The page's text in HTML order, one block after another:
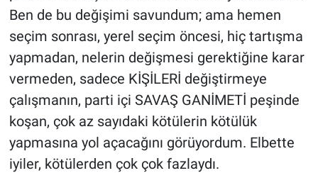
Ben de bu değişimi savundum; ama hemen
seçim sonrası, yerel seçim öncesi, hiç tartışma
yapmadan, nelerin değişmesi gerektiğine karar
vermeden, sadece KİŞİLERİ değiştirmeye
çalışmanın, parti içi SAVAŞ GANİMETİ peşinde
koşan, çok az sayıdaki kötülerin kötülük
yapmasına yol açacağını görüyordum. Elbette
iyiler, kötülerden çok çok fazlaydı.